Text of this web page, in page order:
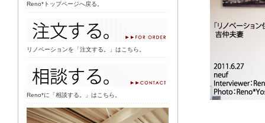
Reno*トップページへ戻る。
リンク
リノベーションを「注文する。」はこちら。
リンク
Reno*に「相談する。」はこちら。
Reno*事例集